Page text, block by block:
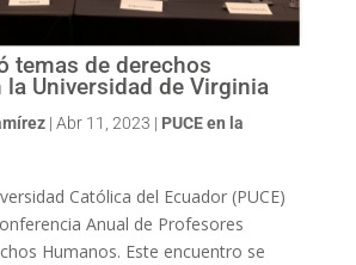
temas de derechos
la Universidad de Virginia
| Abr 11, 2023 | PUCE en la
Católica del Ecuador (PUCE)
Anual de Profesores
Humanos. Este encuentro se